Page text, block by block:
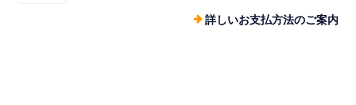
詳しいお支払方法のご案内